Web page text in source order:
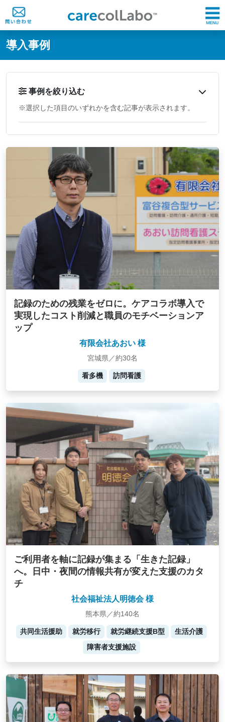
@ -0,0 +1,60 @@
導入事例
事例を絞り込む
※選択した項目のいずれかを含む記事が表示されます。
記録のための残業をゼロに。ケアコラボ導入で
実現したコスト削減と職員のモチベーションア
ップ
有限会社あおい 様
宮城県／約30名
看多機 訪問看護
ご利用者を軸に記録が集まる「生きた記録」
へ。日中・夜間の情報共有が変えた支援のカタ
チ
社会福祉法人明徳会 様
熊本県／約140名
共同生活援助 就労移行 就労継続支援B型
生活介護
障害者支援施設